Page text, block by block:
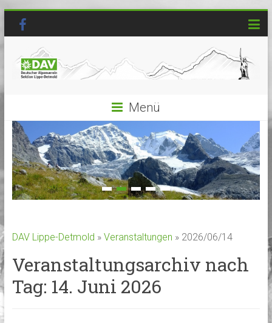
Menü
DAV Lippe-Detmold » Veranstaltungen » 2026/06/14
Veranstaltungsarchiv nach
Tag: 14. Juni 2026